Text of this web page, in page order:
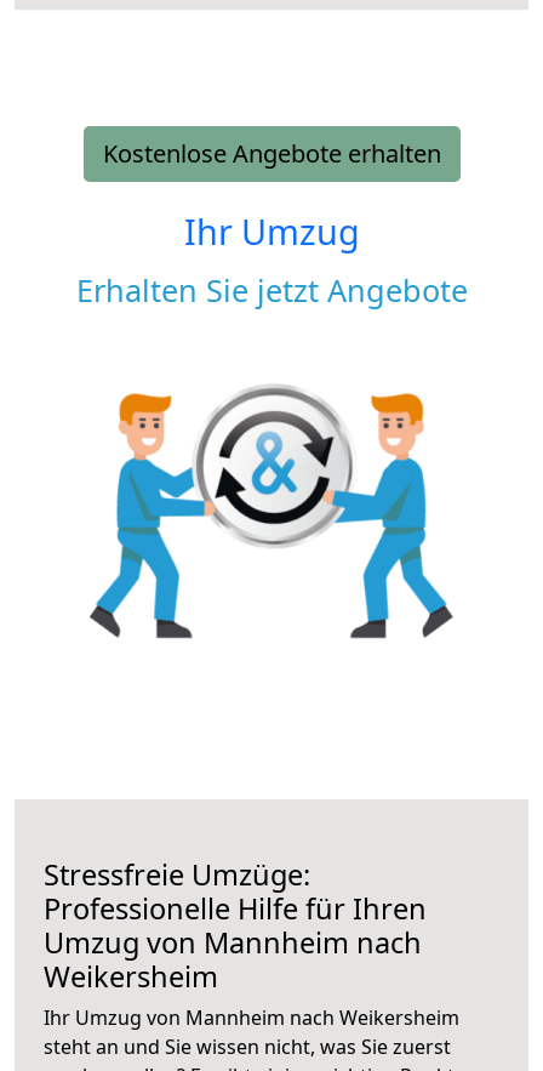
Kostenlose Angebote erhalten
Ihr Umzug
Erhalten Sie jetzt Angebote
Stressfreie Umzüge:
Professionelle Hilfe für Ihren
Umzug von Mannheim nach
Weikersheim
Ihr Umzug von Mannheim nach Weikersheim
steht an und Sie wissen nicht, was Sie zuerst